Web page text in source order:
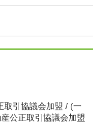
取引協議会加盟 / (一
公正取引協議会加盟